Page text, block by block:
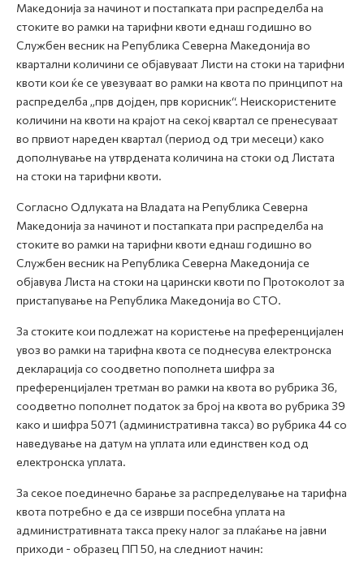
Македонија за начинот и постапката при распределба на
стоките во рамки на тарифни квоти еднаш годишно во
Службен весник на Република Северна Македонија во
квартални количини се објавуваат Листи на стоки на тарифни
квоти кои ќе се увезуваат во рамки на квота по принципот на
распределба „прв дојден, прв корисник“. Неискористените
количини на квоти на крајот на секој квартал се пренесуваат
во првиот нареден квартал (период од три месеци) како
дополнување на утврдената количина на стоки од Листата
на стоки на тарифни квоти.
Согласно Одлуката на Владата на Република Северна
Македонија за начинот и постапката при распределба на
стоките во рамки на тарифни квоти еднаш годишно во
Службен весник на Република Северна Македонија се
објавува Листа на стоки на царински квоти по Протоколот за
пристапување на Република Македонија во СТО.
За стоките кои подлежат на користење на преференцијален
увоз во рамки на тарифна квота се поднесува електронска
декларација со соодветно пополнета шифра за
преференцијален третман во рамки на квота во рубрика 36,
соодветно пополнет податок за број на квота во рубрика 39
како и шифра 5071 (административна такса) во рубрика 44 со
наведување на датум на уплата или единствен код од
електронска уплата.
За секое поединечно барање за распределување на тарифна
квота потребно е да се изврши посебна уплата на
административната такса преку налог за плаќање на јавни
приходи - образец ПП 50, на следниот начин: